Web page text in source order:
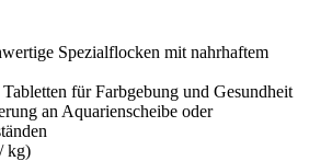
Spezialflocken mit nahrhaftem
für Farbgebung und Gesundheit
an Aquarienscheibe oder
kg)